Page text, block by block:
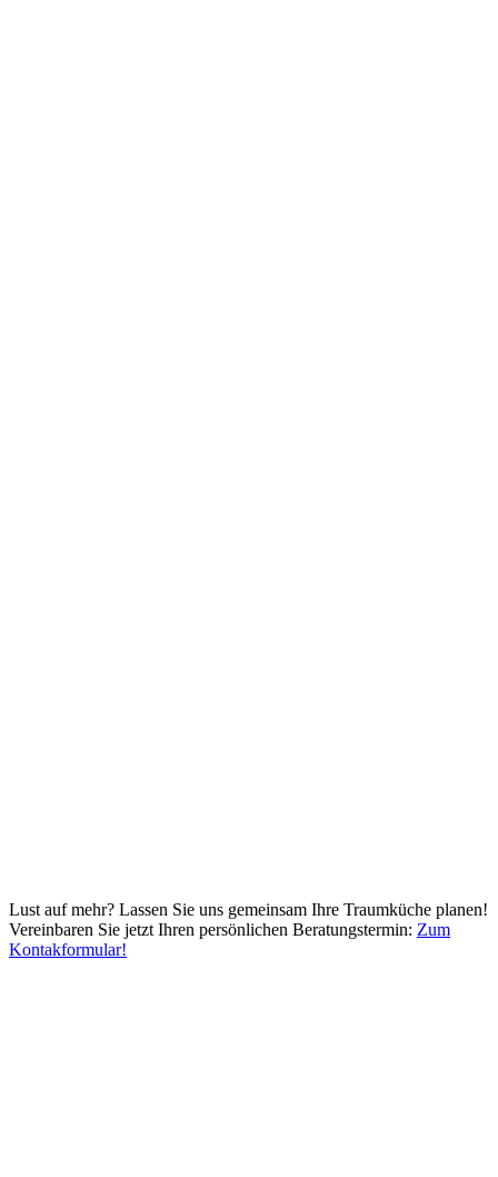
Lust auf mehr? Lassen Sie uns gemeinsam Ihre Traumküche planen!
Vereinbaren Sie jetzt Ihren persönlichen Beratungstermin: Zum
Kontakformular!